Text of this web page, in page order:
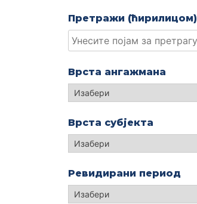
Претражи (ћирилицом)
Врста ангажмана
Изабери
Врста субјекта
Изабери
Ревидирани период